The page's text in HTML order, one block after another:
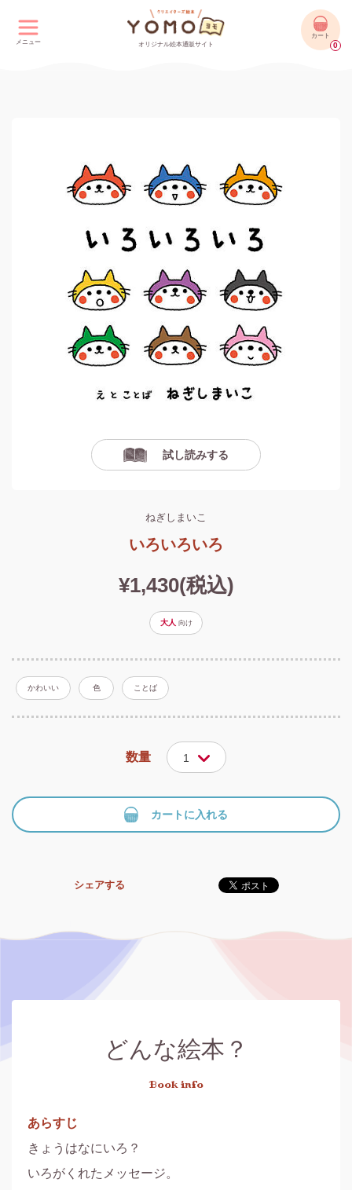
メニュー オリジナル絵本通販サイト
カート
0
試し読みする
ねぎしまいこ
いろいろいろ
¥1,430(税込)
大人 向け
かわいい 色 ことば
数量 1
カートに入れる
シェアする
どんな絵本？
Book info
あらすじ
きょうはなにいろ？
いろがくれたメッセージ。